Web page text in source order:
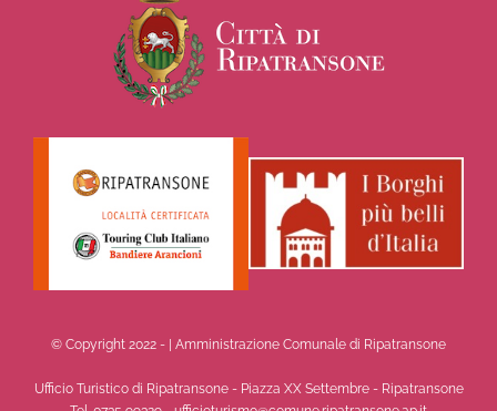
© Copyright 2022 - | Amministrazione Comunale di Ripatransone
Ufficio Turistico di Ripatransone - Piazza XX Settembre - Ripatransone